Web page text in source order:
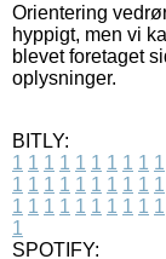
Orientering
hyppigt, men vi
blevet foretaget
oplysninger.
BITLY:
1 1 1 1 1 1 1 1 1 1
1 1 1 1 1 1 1 1 1 1
1 1 1 1 1 1 1 1 1 1
1
SPOTIFY: